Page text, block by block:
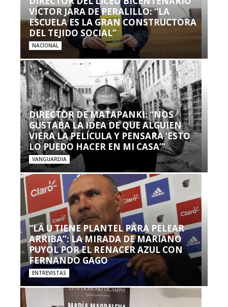
VÍCTOR JARA DE PERALILLO: “LA
ESCUELA ES LA GRAN CONSTRUCTORA
DEL TEJIDO SOCIAL”
NACIONAL
DIRECTOR DE MATAPANKI: “NOS
GUSTABA LA IDEA DE QUE ALGUIEN
VIERA LA PELÍCULA Y PENSARA ‘ESTO
LO PUEDO HACER EN MI CASA’”
VANGUARDIA
“LA U TIENE PLANTEL PARA PELEAR
ARRIBA”: LA MIRADA DE MARIANO
PUYOL POR EL RENACER AZUL CON
FERNANDO GAGO
ENTREVISTAS